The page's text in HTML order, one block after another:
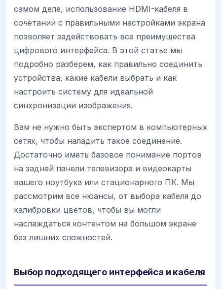
самом деле, использование HDMI-кабеля в
сочетании с правильными настройками экрана
позволяет задействовать все преимущества
цифрового интерфейса. В этой статье мы
подробно разберем, как правильно соединить
устройства, какие кабели выбрать и как
настроить систему для идеальной
синхронизации изображения.
Вам не нужно быть экспертом в компьютерных
сетях, чтобы наладить такое соединение.
Достаточно иметь базовое понимание портов
на задней панели телевизора и видеокарты
вашего ноутбука или стационарного ПК. Мы
рассмотрим все нюансы, от выбора кабеля до
калибровки цветов, чтобы вы могли
наслаждаться контентом на большом экране
без лишних сложностей.
Выбор подходящего интерфейса и кабеля